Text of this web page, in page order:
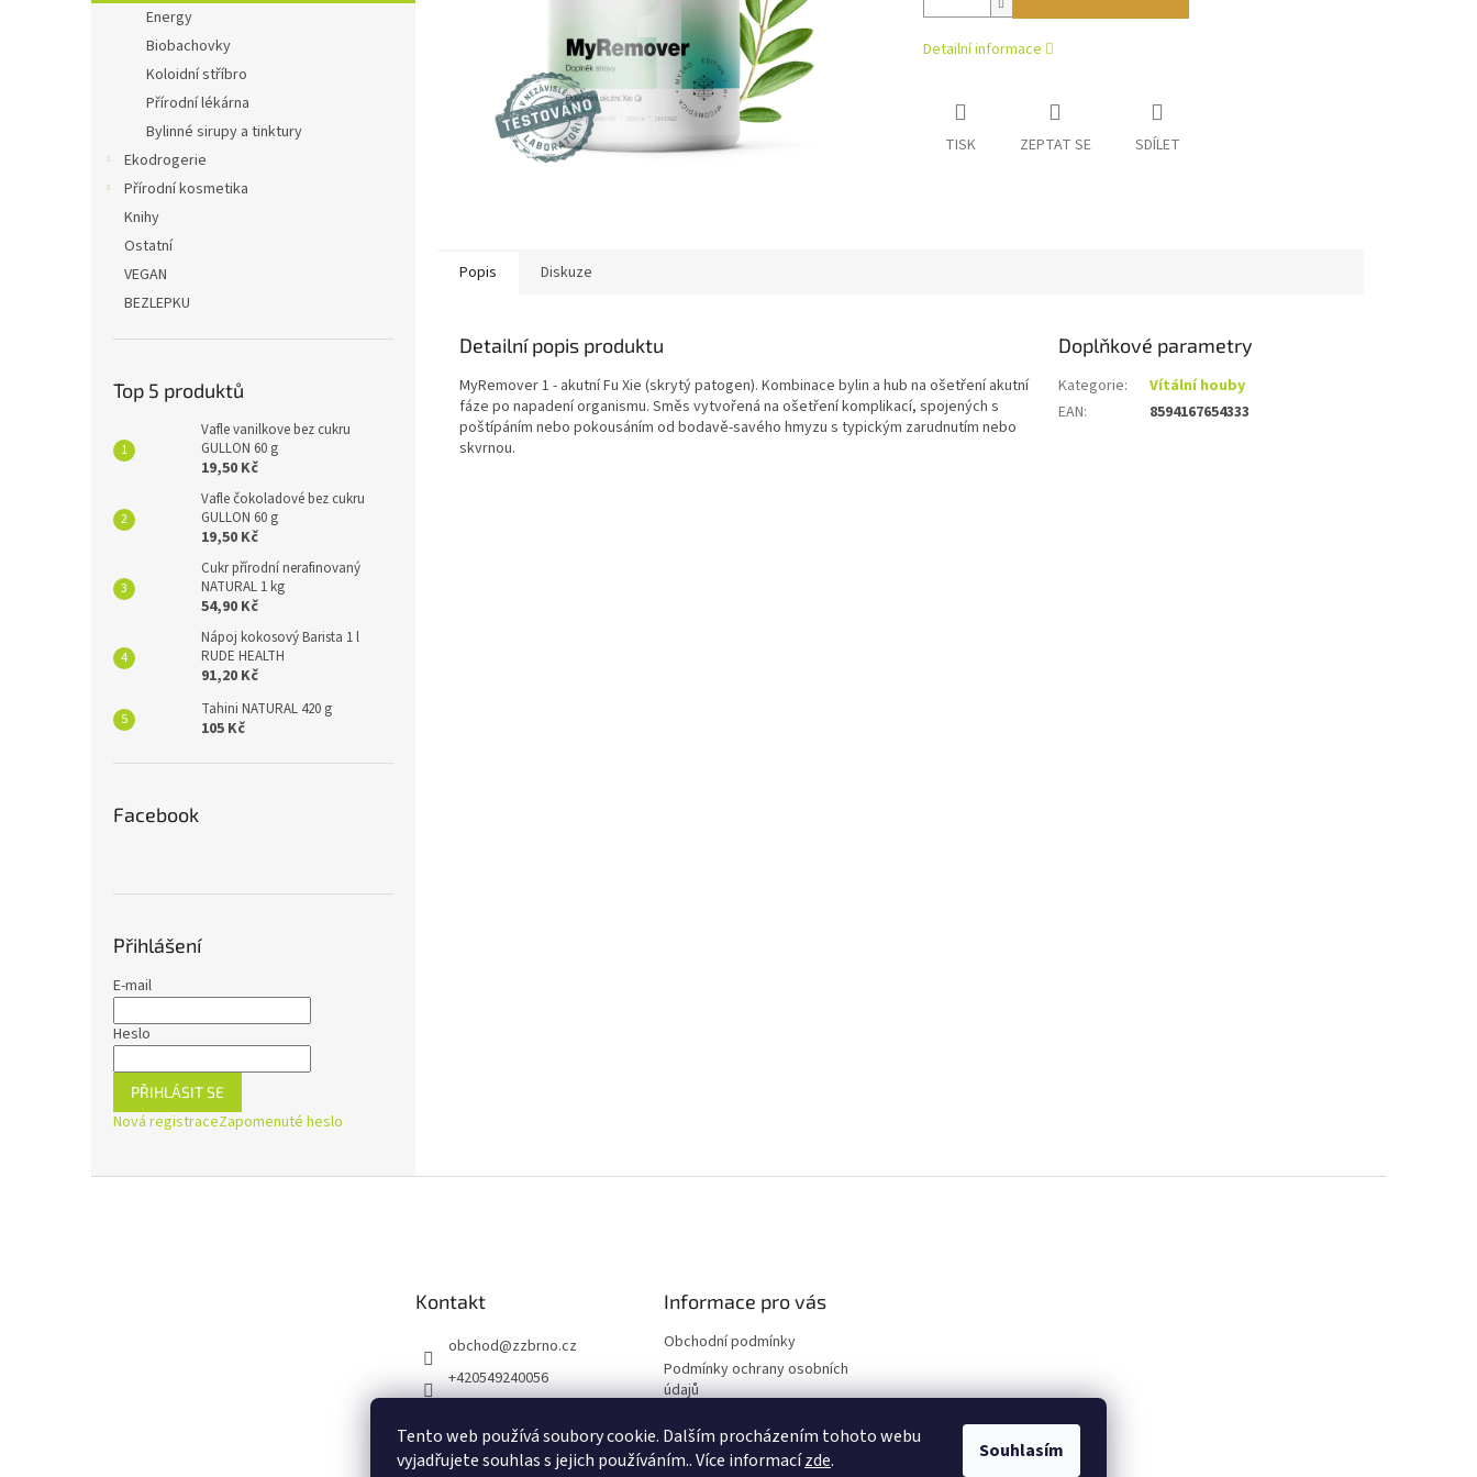
Tento web používá soubory cookie. Dalším procházením tohoto webu
vyjadřujete souhlas s jejich používáním.. Více informacízde. Souhlasím
n
Energy
Biobachovky
Koloidní stříbro
Přírodní lékárna
Bylinné sirupy a tinktury
Ekodrogerie
Přírodní kosmetika
Knihy
Ostatní
VEGAN
BEZLEPKU
Top 5 produktů
Vafle vanilkove bez cukru
GULLON 60 g
19,50 Kč
Vafle čokoladové bez cukru
GULLON 60 g
19,50 Kč
Cukr přírodní nerafinovaný
NATURAL 1 kg
54,90 Kč
Nápoj kokosový Barista 1 l
RUDE HEALTH
91,20 Kč
Tahini NATURAL 420 g
105 Kč
Facebook
Přihlášení
E-mail
Heslo
PŘIHLÁSIT SE
Nová registraceZapomenuté heslo
Detailní informace
TISK ZEPTAT SE SDÍLET
Popis Diskuze
Detailní popis produktu
MyRemover 1 - akutní Fu Xie (skrytý patogen). Kombinace bylin a hub na ošetření akutní
fáze po napadení organismu. Směs vytvořená na ošetření komplikací, spojených s
poštípáním nebo pokousáním od bodavě-savého hmyzu s typickým zarudnutím nebo
skvrnou.
Doplňkové parametry
Kategorie:
Vítální houby
EAN: 8594167654333
Kontakt
obchod@zzbrno.cz
+420549240056
ejnaZdravyzivot
Informace pro vás
Obchodní podmínky
Podmínky ochrany osobních
údajů